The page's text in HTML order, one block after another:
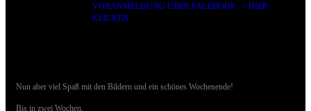
VORANMELDUNG ÜBER FACEBOOK -> HIER
KLICKEN
Nun aber viel Spaß mit den Bildern und ein schönes Wochenende!
Bis in zwei Wochen,